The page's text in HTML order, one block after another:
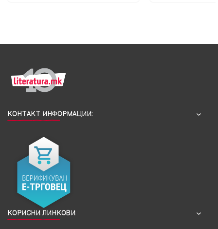
КОНТАКТ ИНФОРМАЦИИ:
КОРИСНИ ЛИНКОВИ